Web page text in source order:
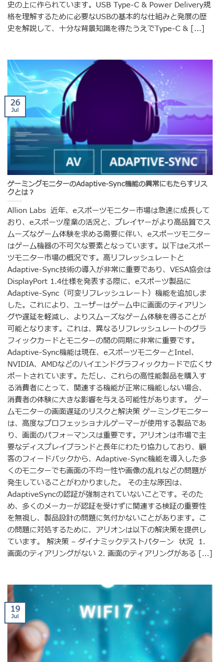
史の上に作られています。USB Type-C & Power Delivery規
格を理解するために必要なUSBの基本的な仕組みと発展の歴
史を解説して、十分な背景知識を得たうえでType-C & [...]
ゲーミングモニターのAdaptive-Sync機能の異常にもたらすリス
クとは？
Allion Labs 近年、eスポーツモニター市場は急速に成長して
おり、eスポーツ産業の活況と、プレイヤーがより高品質でス
ムーズなゲーム体験を求める需要に伴い、eスポーツモニター
はゲーム機器の不可欠な要素となっています。以下はeスポー
ツモニター市場の概況です。高リフレッシュレートと
Adaptive-Sync技術の導入が非常に重要であり、VESA協会は
DisplayPort 1.4仕様を発表する際に、eスポーツ製品に
Adaptive-Sync（可変リフレッシュレート）機能を追加しま
した。これにより、ユーザーはゲーム中に画面のティアリン
グや遅延を軽減し、よりスムーズなゲーム体験を得ることが
可能となります。これは、異なるリフレッシュレートのグラ
フィックカードとモニターの間の同期に非常に重要です。
Adaptive-Sync機能は現在、eスポーツモニターとIntel、
NVIDIA、AMDなどのハイエンドグラフィックカードで広くサ
ポートされています。ただし、これらの高性能製品を購入す
る消費者にとって、関連する機能が正常に機能しない場合、
消費者の体験に大きな影響を与える可能性があります。 ゲー
ムモニターの画面遅延のリスクと解決策 ゲーミングモニター
は、高度なプロフェッショナルゲーマーが使用する製品であ
り、画面のパフォーマンスは重要です。アリオンは市場で主
要なディスプレイブランドと長年にわたり協力しており、顧
客のフィードバックから、Adaptive-Sync機能を導入した多
くのモニターでも画面の不均一性や画像の乱れなどの問題が
発生していることがわかりました。 その主な原因は、
AdaptiveSyncの認証が強制されていないことです。そのた
め、多くのメーカーが認証を受けずに関連する検証の重要性
を無視し、製品設計の問題に気付かないことがあります。こ
の問題に対処するために、アリオンは以下の解決策を提供し
ています。 解決策 – ダイナミックテストパターン 状況 1.
画面のティアリングがない 2. 画面のティアリングがある [...]
26
Jul
19
Jul